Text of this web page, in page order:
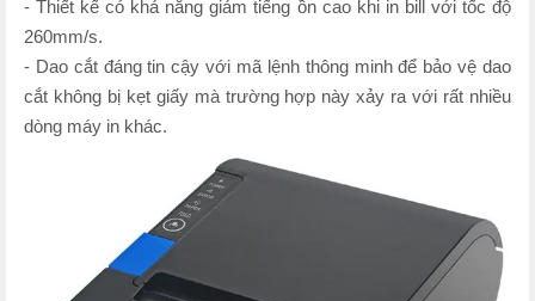
- Thiết kế có khả năng giảm tiếng ồn cao khi in bill với tốc độ
260mm/s.
- Dao cắt đáng tin cậy với mã lệnh thông minh để bảo vệ dao
cắt không bị kẹt giấy mà trường hợp này xảy ra với rất nhiều
dòng máy in khác.